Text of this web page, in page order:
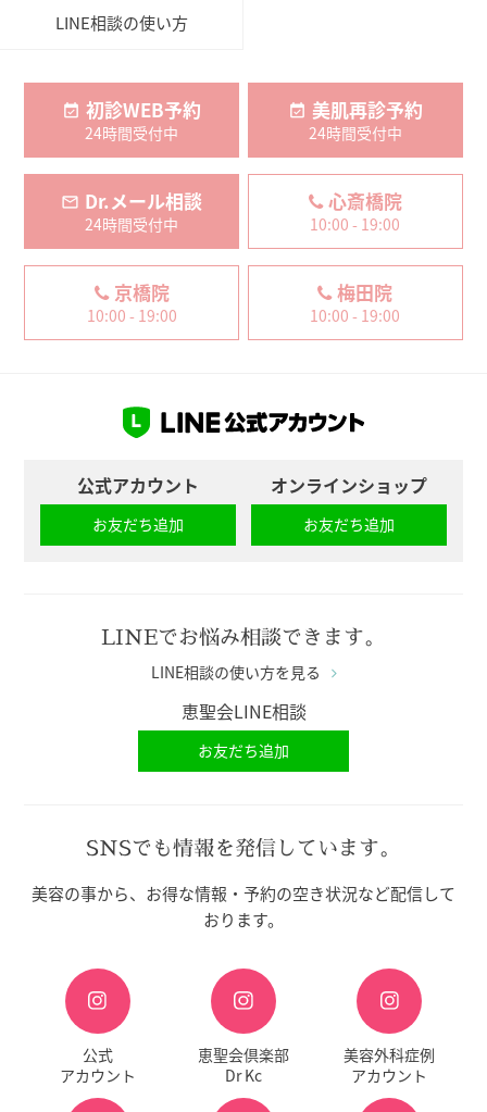
LINE相談の使い方
初診WEB予約
24時間受付中
美肌再診予約
24時間受付中
Dr.メール相談
24時間受付中
心斎橋院
10:00 - 19:00
京橋院
10:00 - 19:00
梅田院
10:00 - 19:00
公式アカウント
お友だち追加
オンラインショップ
お友だち追加
LINEでお悩み相談できます。
LINE相談の使い方を見る
恵聖会LINE相談
お友だち追加
SNSでも情報を発信しています。
美容の事から、お得な情報・予約の空き状況など配信して
おります。
公式
アカウント
恵聖会倶楽部
Dr Kc
美容外科症例
アカウント